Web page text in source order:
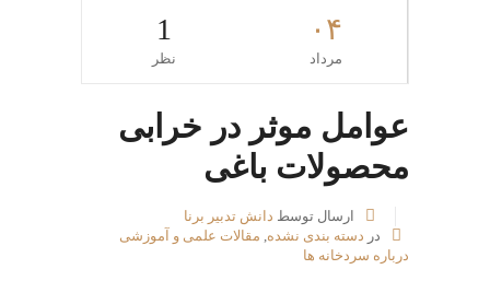
۰۴
مرداد
1
نظر
عوامل موثر در خرابی
محصولات باغی
ارسال توسط دانش تدبیر برنا
در دسته بندی نشده مقالات علمی و آموزشی
درباره سردخانه ها